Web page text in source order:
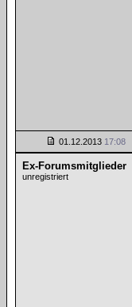
01.12.2013 17:08
Ex-Forumsmitglieder
unregistriert